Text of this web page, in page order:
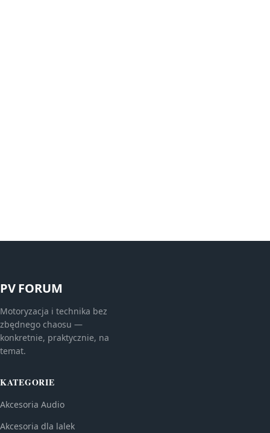
PV FORUM
Motoryzacja i technika bez
zbędnego chaosu —
konkretnie, praktycznie, na
temat.
KATEGORIE
Akcesoria Audio
Akcesoria dla lalek